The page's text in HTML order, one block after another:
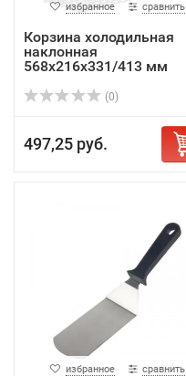
избранное сравнить
Корзина холодильная
наклонная
568х216х331/413 мм
(0)
497,25 руб.
избранное сравнить